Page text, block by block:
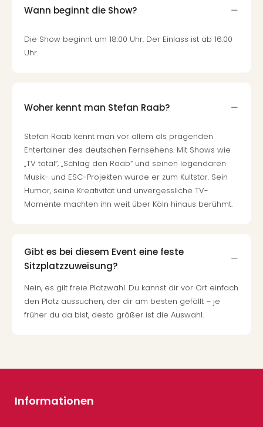
Wann beginnt die Show?
Die Show beginnt um 18:00 Uhr. Der Einlass ist ab 16:00
Uhr.
Woher kennt man Stefan Raab?
Stefan Raab kennt man vor allem als prägenden
Entertainer des deutschen Fernsehens. Mit Shows wie
„TV total“, „Schlag den Raab“ und seinen legendären
Musik- und ESC-Projekten wurde er zum Kultstar. Sein
Humor, seine Kreativität und unvergessliche TV-
Momente machten ihn weit über Köln hinaus berühmt.
Gibt es bei diesem Event eine feste
Sitzplatzzuweisung?
Nein, es gilt freie Platzwahl. Du kannst dir vor Ort einfach
den Platz aussuchen, der dir am besten gefällt – je
früher du da bist, desto größer ist die Auswahl.
Informationen